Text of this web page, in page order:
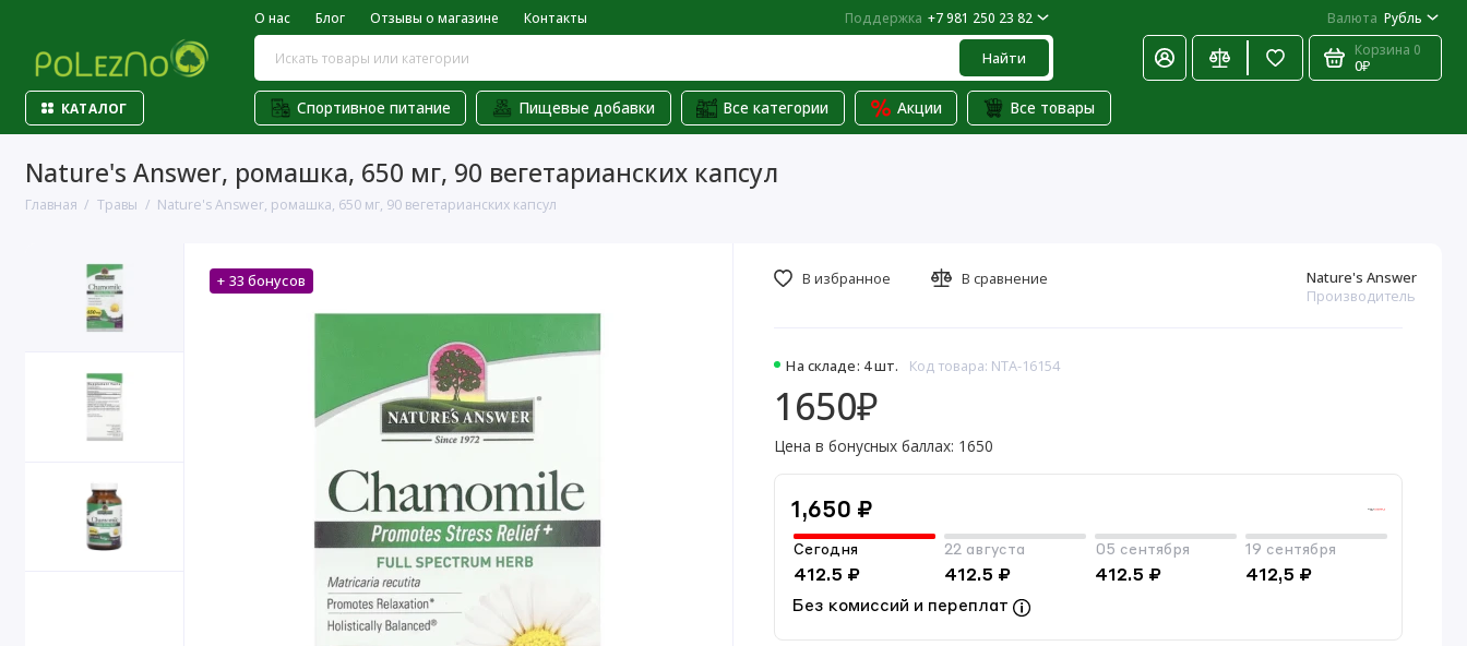
О нас Блог Отзывы о магазине Контакты Поддержка +7 981 250 23 82 Валюта Рубль
Найти Корзина 0
0₽
КАТАЛОГ Спортивное питание Пищевые добавки Все категории Акции Все товары
Nature's Answer, ромашка, 650 мг, 90 вегетарианских капсул
Главная Травы Nature's Answer, ромашка, 650 мг, 90 вегетарианских капсул
+ 33 бонусов
На складе: 4 шт. Код товара: NTA-16154
Nature's Answer
Производитель
1650₽
Цена в бонусных баллах: 1650
1,650 ₽
Сегодня
412.5 ₽
22 августа
412.5 ₽
05 сентября
412.5 ₽
19 сентября
412,5 ₽
Без комиссий и переплат
В избранное В сравнение